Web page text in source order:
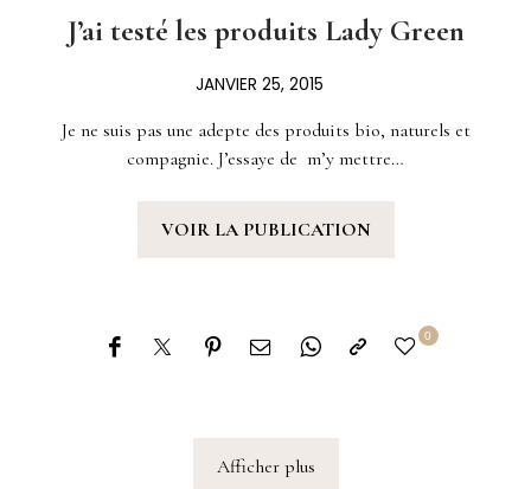
J’ai testé les produits Lady Green
JANVIER 25, 2015
Je ne suis pas une adepte des produits bio, naturels et
compagnie. J’essaye de m’y mettre…
VOIR LA PUBLICATION
0
Afficher plus